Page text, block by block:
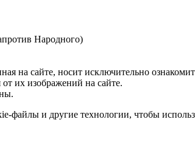
Народного)
на сайте, носит исключительно
их изображений на сайте.
файлы и другие технологии, чтобы